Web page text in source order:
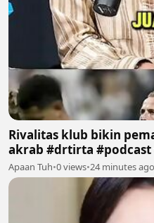
Rivalitas klub bikin
akrab #drtirta #podcast
Apaan Tuh•0 views•24 minutes ago